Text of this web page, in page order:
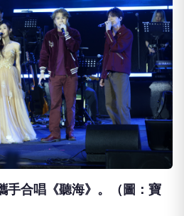
手合唱《聽海》。（圖：寶